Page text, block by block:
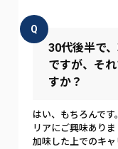
Q
30代後半で
ですが、そ
すか？
はい、もちろんで
リアにご興味あり
加味した上でのキ